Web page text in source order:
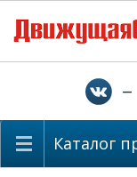
—
Каталог